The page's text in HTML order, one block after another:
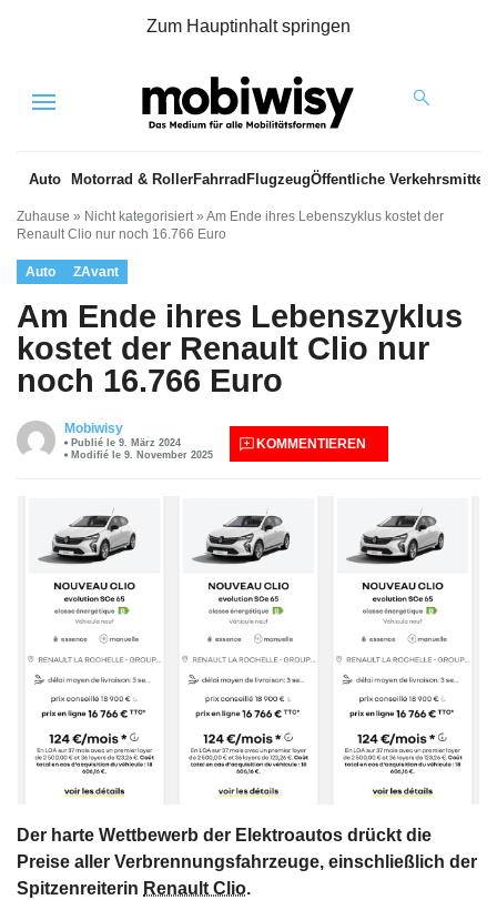
Zum Hauptinhalt springen
Menu
Auto Motorrad & RollerFahrrad FlugzeugÖffentliche Verkehrsmittel
Zuhause » Nicht kategorisiert » Am Ende ihres Lebenszyklus kostet der
Renault Clio nur noch 16.766 Euro
Auto ZAvant
Am Ende ihres Lebenszyklus
kostet der Renault Clio nur
noch 16.766 Euro
Mobiwisy
Publié le 9. März 2024
Modifié le 9. November 2025
KOMMENTIEREN
Der harte Wettbewerb der Elektroautos drückt die
Preise aller Verbrennungsfahrzeuge, einschließlich der
Spitzenreiterin Renault Clio.